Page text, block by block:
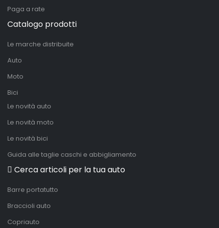
Paga a rate
Catalogo prodotti
Le marche distribuite
Auto
Moto
Bici
Le novità auto
Le novità moto
Le novità bici
Guida alle taglie caschi e abbigliamento
Cerca articoli per la tua auto
Barre portatutto
Braccioli auto
Copriauto